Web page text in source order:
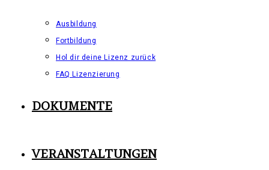
Ausbildung
Fortbildung
Hol dir deine Lizenz zurück
FAQ Lizenzierung
DOKUMENTE
VERANSTALTUNGEN